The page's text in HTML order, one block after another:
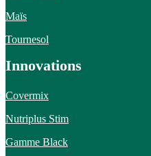
Maïs
Tournesol
Innovations
Covermix
Nutriplus Stim
Gamme Black